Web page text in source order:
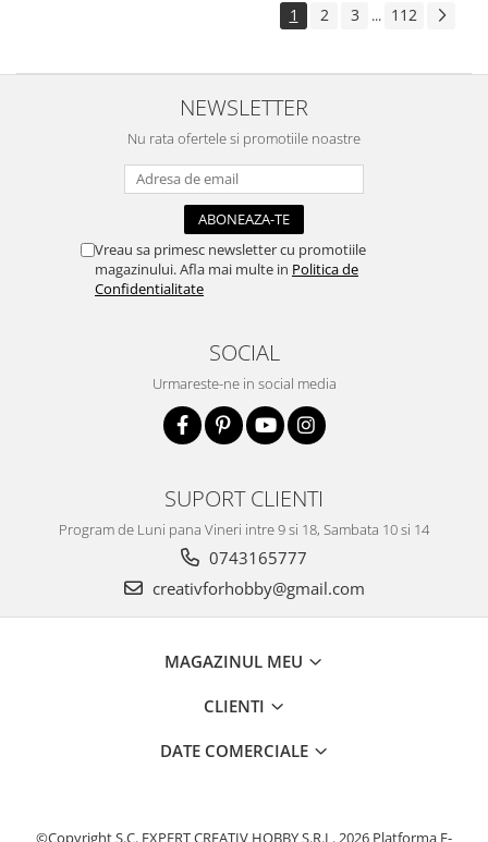
1 2 3 ... 112
NEWSLETTER
Nu rata ofertele si promotiile noastre
Vreau sa primesc newsletter cu promotiile
magazinului. Afla mai multe in Politica de
Confidentialitate
SOCIAL
Urmareste-ne in social media
SUPORT CLIENTI
Program de Luni pana Vineri intre 9 si 18, Sambata 10 si 14
0743165777
creativforhobby@gmail.com
MAGAZINUL MEU
CLIENTI
DATE COMERCIALE
©Copyright S.C. EXPERT CREATIV HOBBY S.R.L. 2026 Platforma E-